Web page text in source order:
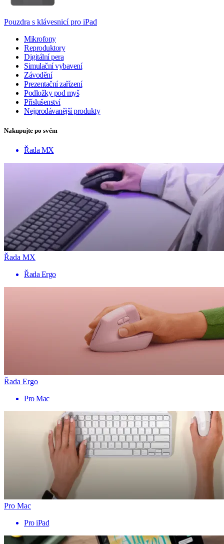
Pouzdra s klávesnicí pro iPad
Mikrofony
Reproduktory
Digitální pera
Simulační vybavení
Závodění
Prezentační zařízení
Podložky pod myš
Příslušenství
Nejprodávanější produkty
Nakupujte po svém
Řada MX
Řada MX
Řada Ergo
Řada Ergo
Pro Mac
Pro Mac
Pro iPad